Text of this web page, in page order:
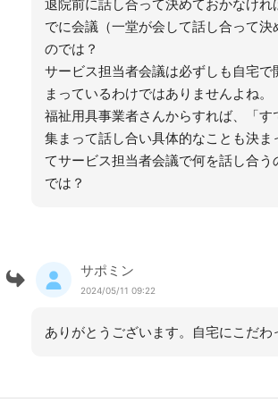
退院前に話し合って決めておかなけれ
でに会議（一堂が会して話し合って
のでは？
サービス担当者会議は必ずしも自宅
まっているわけではありませんよね。
福祉用具事業者さんからすれば、「
集まって話し合い具体的なことも決
てサービス担当者会議で何を話し合
では？
サポミン
2024/05/11 09:22
ありがとうございます。自宅にこだわ